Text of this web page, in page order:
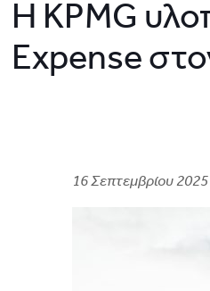
H KPMG
Expense
16 Σεπτεμβρίου 2025